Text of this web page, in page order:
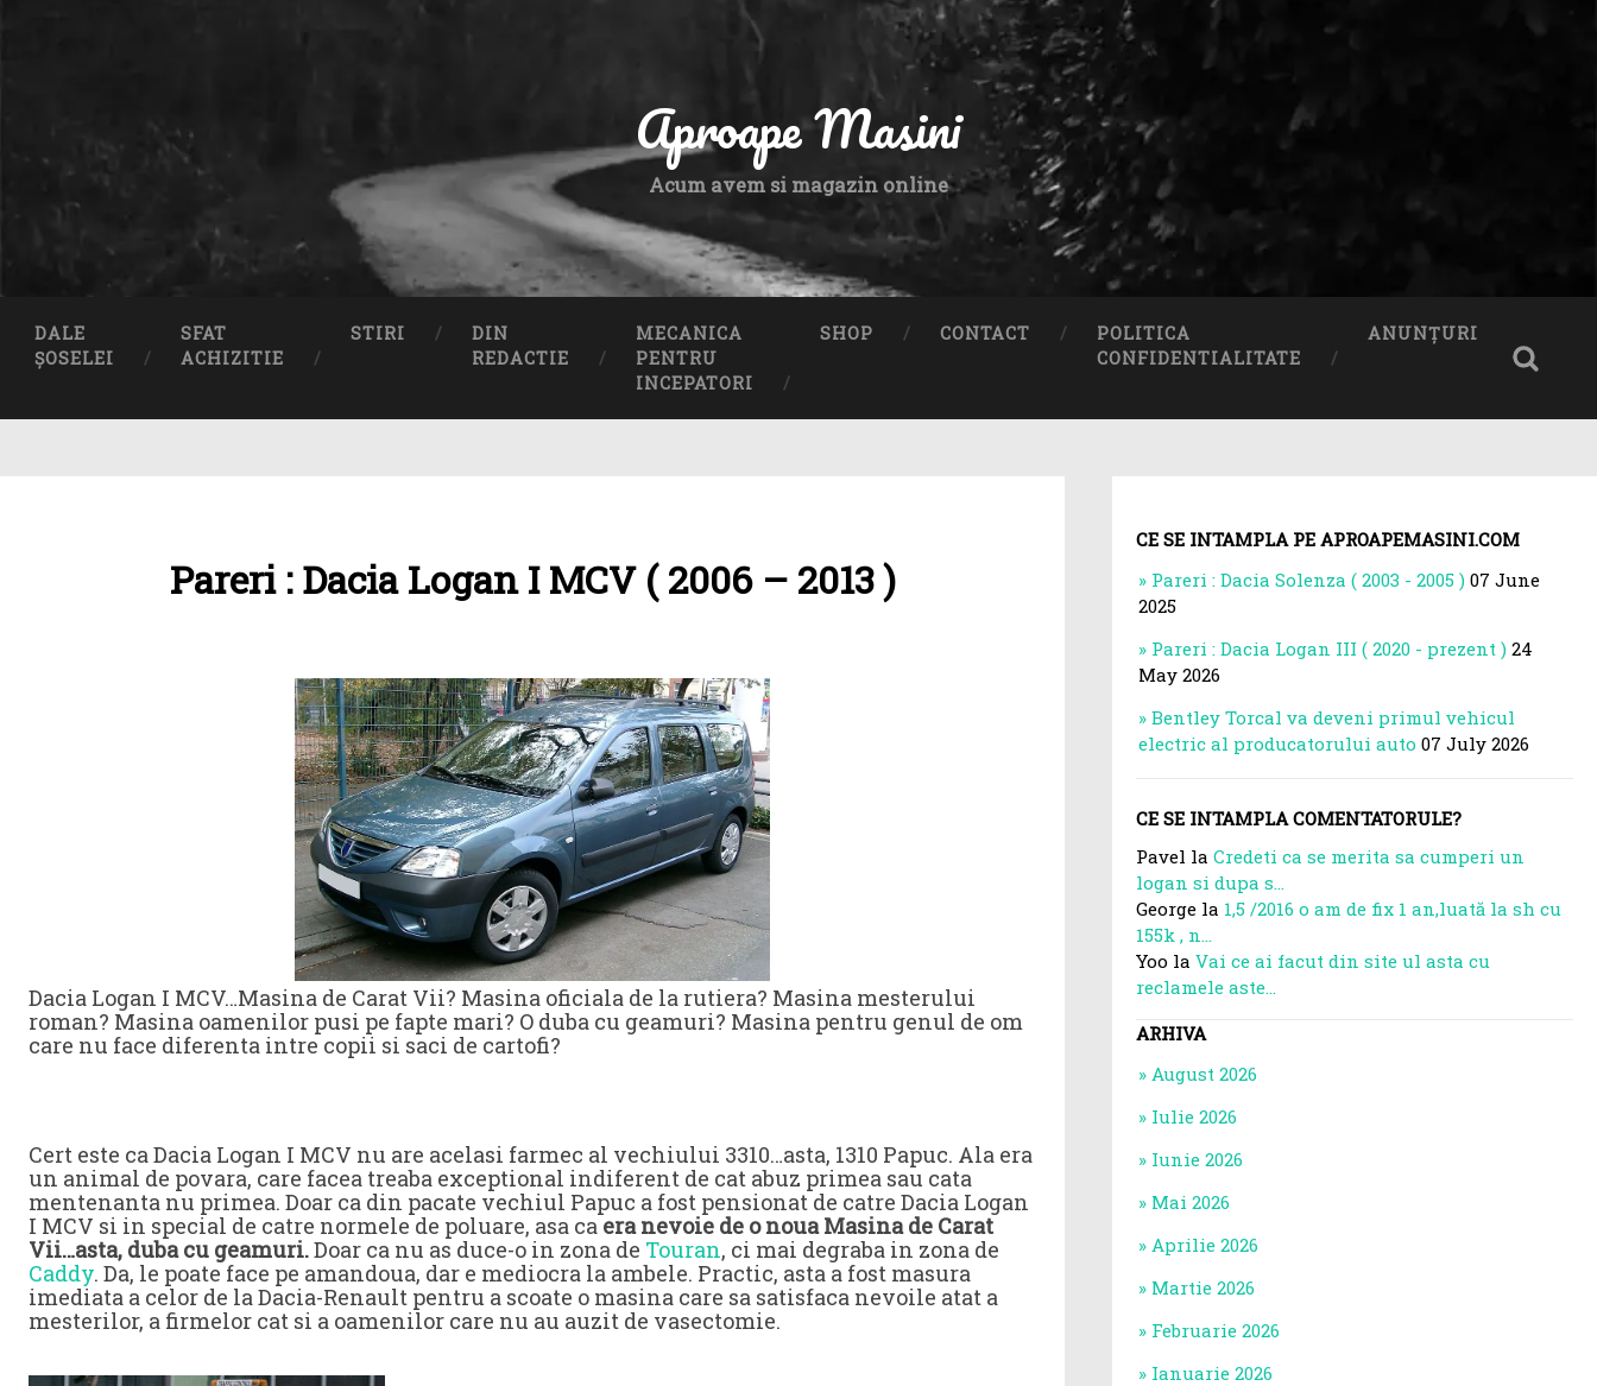
Aproape Masini
Acum avem si magazin online
DALE
ȘOSELEI
SFAT
ACHIZITIE
STIRI
DIN
REDACTIE
MECANICA
PENTRU
INCEPATORI
SHOP CONTACT
POLITICA
CONFIDENTIALITATE
ANUNȚURI
Pareri : Dacia Logan I MCV ( 2006 – 2013 )
Dacia Logan I MCV…Masina de Carat Vii? Masina oficiala de la rutiera? Masina mesterului
roman? Masina oamenilor pusi pe fapte mari? O duba cu geamuri? Masina pentru genul de om
care nu face diferenta intre copii si saci de cartofi?
Cert este ca Dacia Logan I MCV nu are acelasi farmec al vechiului 3310…asta, 1310 Papuc. Ala era
un animal de povara, care facea treaba exceptional indiferent de cat abuz primea sau cata
mentenanta nu primea. Doar ca din pacate vechiul Papuc a fost pensionat de catre Dacia Logan
I MCV si in special de catre normele de poluare, asa ca era nevoie de o noua Masina de Carat
Vii…asta, duba cu geamuri.Doar ca nu as duce-o in zona de Touran, ci mai degraba in zona de
Caddy. Da, le poate face pe amandoua, dar e mediocra la ambele. Practic, asta a fost masura
imediata a celor de la Dacia-Renault pentru a scoate o masina care sa satisfaca nevoile atat a
mesterilor, a firmelor cat si a oamenilor care nu au auzit de vasectomie.
CE SE INTAMPLA PE APROAPEMASINI.COM
Pareri : Dacia Solenza ( 2003 - 2005 ) 07 June
2025
Pareri : Dacia Logan III ( 2020 - prezent ) 24
May 2026
Bentley Torcal va deveni primul vehicul
electric al producatorului auto 07 July 2026
CE SE INTAMPLA COMENTATORULE?
Pavel la Credeti ca se merita sa cumperi un
logan si dupa s...
George la 1,5 /2016 o am de fix 1 an,luată la sh cu
155k , n...
Yoo la Vai ce ai facut din site ul asta cu
reclamele aste...
ARHIVA
August 2026
Iulie 2026
Iunie 2026
Mai 2026
Aprilie 2026
Martie 2026
Februarie 2026
Ianuarie 2026